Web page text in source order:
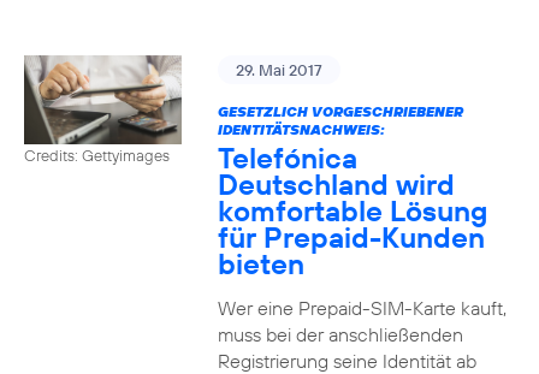
Credits: Gettyimages
29. Mai 2017
GESETZLICH VORGESCHRIEBENER
IDENTITÄTSNACHWEIS:
Telefónica
Deutschland wird
komfortable Lösung
für Prepaid-Kunden
bieten
Wer eine Prepaid-SIM-Karte kauft,
muss bei der anschließenden
Registrierung seine Identität ab